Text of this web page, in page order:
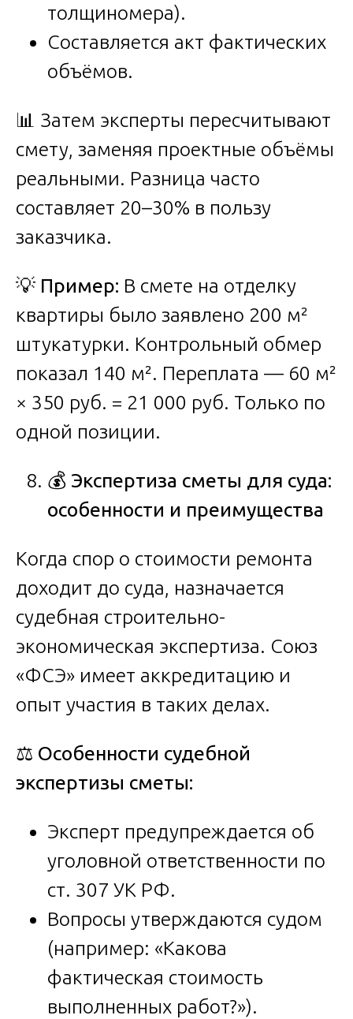
толщиномера).
Составляется акт фактических
объёмов.
📊 Затем эксперты пересчитывают
смету, заменяя проектные объёмы
реальными. Разница часто
составляет 20–30% в пользу
заказчика.
💡 Пример: В смете на отделку
квартиры было заявлено 200 м²
штукатурки. Контрольный обмер
показал 140 м². Переплата — 60 м²
× 350 руб. = 21 000 руб. Только по
одной позиции.
💰 Экспертиза сметы для суда:
особенности и преимущества
Когда спор о стоимости ремонта
доходит до суда, назначается
судебная строительно-
экономическая экспертиза. Союз
«ФСЭ» имеет аккредитацию и
опыт участия в таких делах.
⚖️ Особенности судебной
экспертизы сметы:
Эксперт предупреждается об
уголовной ответственности по
ст. 307 УК РФ.
Вопросы утверждаются судом
(например: «Какова
фактическая стоимость
выполненных работ?»).